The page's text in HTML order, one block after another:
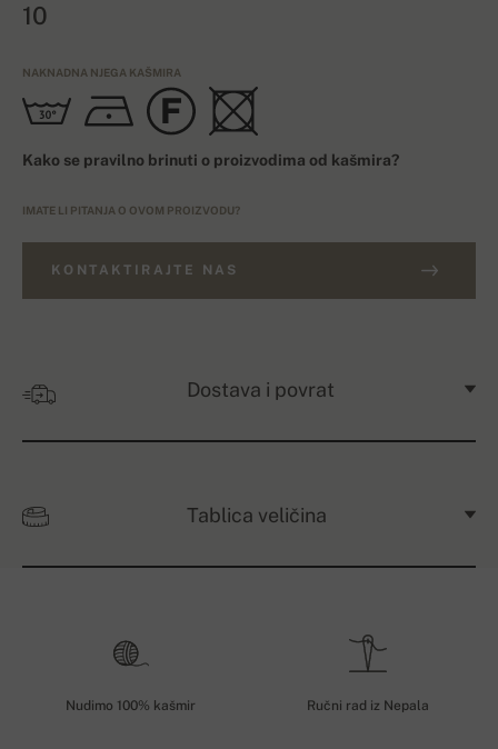
10
NAKNADNA NJEGA KAŠMIRA
Kako se pravilno brinuti o proizvodima od kašmira?
IMATE LI PITANJA O OVOM PROIZVODU?
KONTAKTIRAJTE NAS
Dostava i povrat
Tablica veličina
Nudimo 100% kašmir Ručni rad iz Nepala